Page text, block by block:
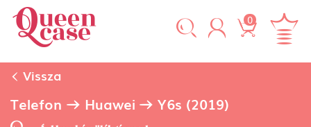
0
Vissza
Telefon Huawei Y6s (2019)